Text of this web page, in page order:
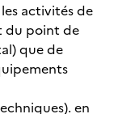
activités de
du point de
que de
en